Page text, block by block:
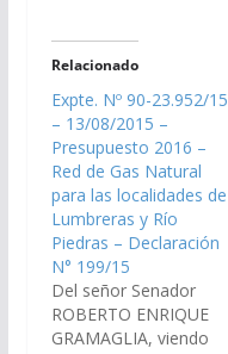
Relacionado
Expte. Nº 90-23.952/15
– 13/08/2015 –
Presupuesto 2016 –
Red de Gas Natural
para las localidades de
Lumbreras y Río
Piedras – Declaración
N° 199/15
Del señor Senador
ROBERTO ENRIQUE
GRAMAGLIA, viendo